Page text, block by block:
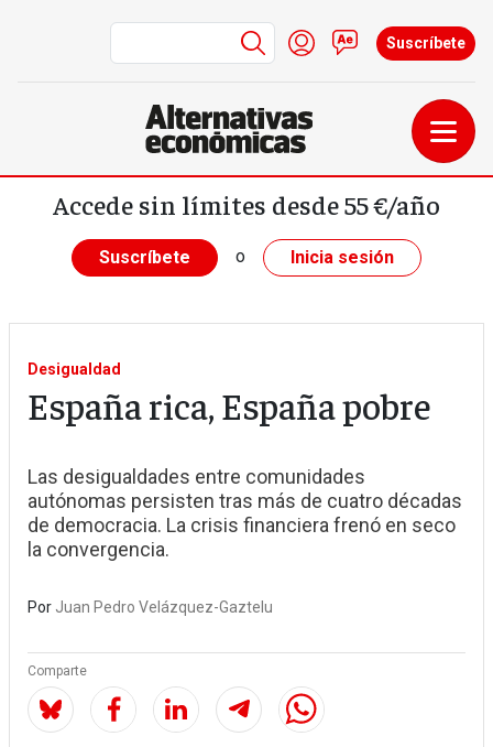
Pasar al contenido principal
Menú de cuenta de
Iniciar sesión
Contacto
Suscríbete
Accede sin límites desde 55 €/año
Suscríbete o Inicia sesión
Desigualdad
España rica, España pobre
Las desigualdades entre comunidades
autónomas persisten tras más de cuatro décadas
de democracia. La crisis financiera frenó en seco
la convergencia.
Por Juan Pedro Velázquez-Gaztelu
Comparte